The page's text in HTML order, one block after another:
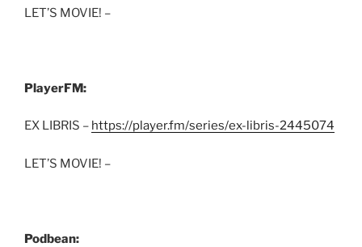
LET’S MOVIE! –
PlayerFM:
EX LIBRIS – https://player.fm/series/ex-libris-2445074
LET’S MOVIE! –
Podbean: